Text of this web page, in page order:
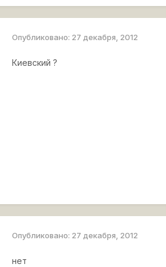
Опубликовано: 27 декабря, 2012
Киевский ?
Опубликовано: 27 декабря, 2012
нет